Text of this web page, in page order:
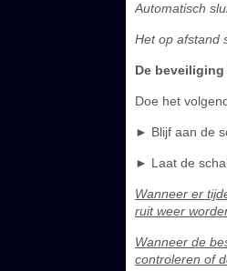
Automatisch
Het op afstand
De
Doe het
► Blijf aan de
► Laat de
Wanneer er
ruit weer
Wanneer de
controleren of